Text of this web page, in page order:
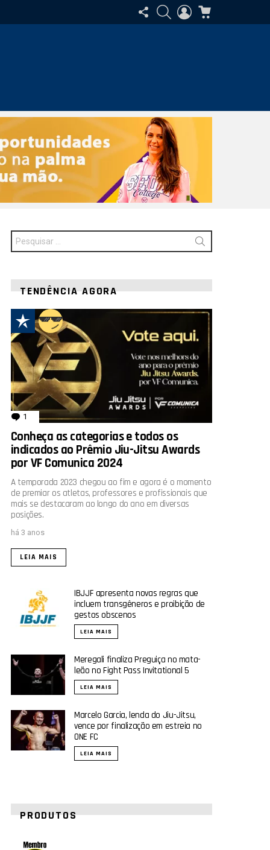
SIGA-
NOS
PESQUISAR
ENTRAR
Procurar
por:
TENDÊNCIA AGORA
1 comentário
Conheça as categorias e todos os
indicados ao Prêmio Jiu-Jitsu Awards
por VF Comunica 2024
A temporada 2023 chegou ao fim e agora é o momento
de premiar os atletas, professores e profissionais que
mais se destacaram ao longo do ano em diversas
posições.
há 3 anos
LEIA MAIS
IBJJF apresenta novas regras que
incluem transgêneros e proibição de
gestos obscenos
LEIA MAIS
Meregali finaliza Preguiça no mata-
leão no Fight Pass Invitational 5
LEIA MAIS
Marcelo Garcia, lenda do Jiu-Jitsu,
vence por finalização em estreia no
ONE FC
LEIA MAIS
PRODUTOS